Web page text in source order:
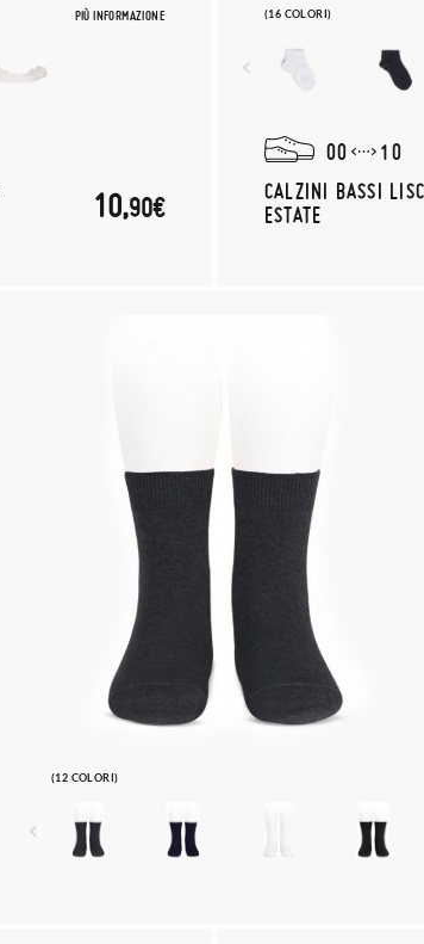
PIÙ INFORMAZIONE
10,90€
(16 COLORI)
00
10
CALZINI BASSI
ESTATE
(12 COLORI)